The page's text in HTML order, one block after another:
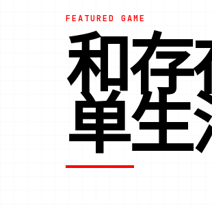
FEATURED GAME
和存
单